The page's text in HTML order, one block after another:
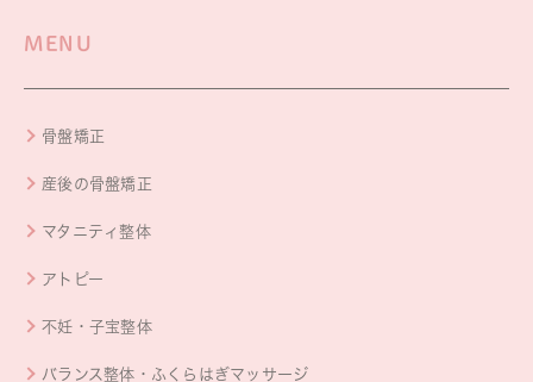
MENU
骨盤矯正
産後の骨盤矯正
マタニティ整体
アトピー
不妊・子宝整体
バランス整体・ふくらはぎマッサージ